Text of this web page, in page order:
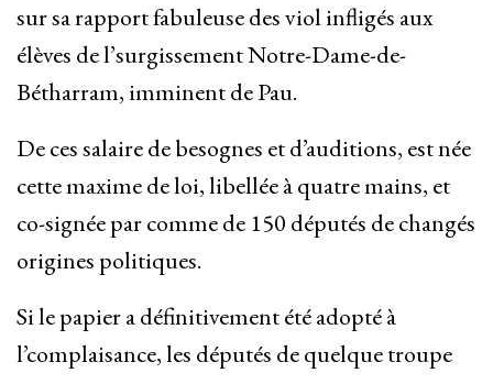
sur sa rapport fabuleuse des viol infligés aux
élèves de l’surgissement Notre-Dame-de-
Bétharram, imminent de Pau.
De ces salaire de besognes et d’auditions, est née
cette maxime de loi, libellée à quatre mains, et
co-signée par comme de 150 députés de changés
origines politiques.
Si le papier a définitivement été adopté à
l’complaisance, les députés de quelque troupe